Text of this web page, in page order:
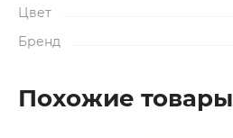
Цвет
Бренд
Похожие товары